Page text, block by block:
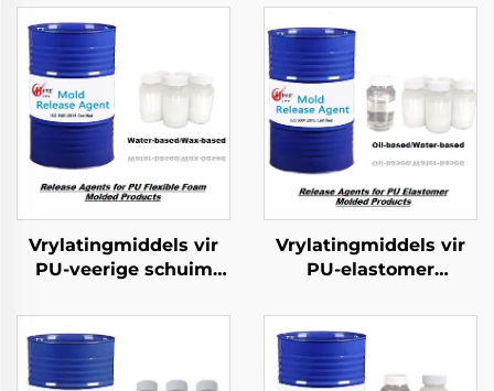
Vrylatingmiddels vir
PU-veerige schuim
Vrylatingmiddels vir
PU-elastomer